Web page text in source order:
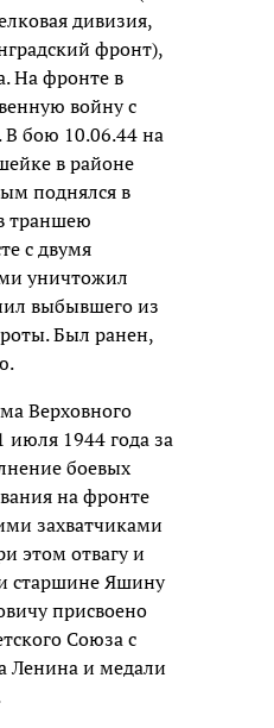
дивизия,
фронт),
На фронте в
войну с
В бою 10.06.44 на
в районе
поднялся в
траншею
с двумя
уничтожил
выбывшего из
Был ранен,
Верховного
июля 1944 года за
боевых
на фронте
захватчиками
этом отвагу и
старшине Яшину
присвоено
Союза с
Ленина и медали